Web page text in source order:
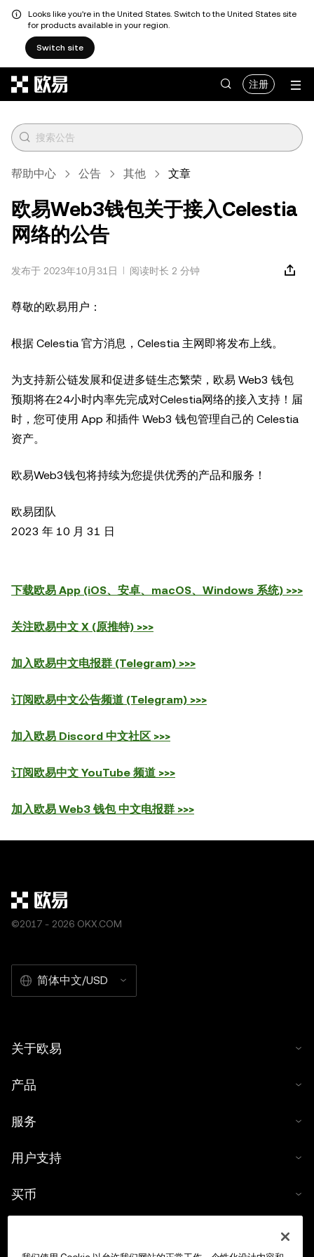
Looks like you're in the United States. Switch to the United States site
for products available in your region.
Switch site
注册
帮助中心 公告 其他 文章
欧易Web3钱包关于接入Celestia
网络的公告
发布于 2023年10月31日 阅读时长 2 分钟
尊敬的欧易用户：
根据 Celestia 官方消息，Celestia 主网即将发布上线。
为支持新公链发展和促进多链生态繁荣，欧易 Web3 钱包
预期将在24小时内率先完成对Celestia网络的接入支持！届
时，您可使用 App 和插件 Web3 钱包管理自己的 Celestia
资产。
欧易Web3钱包将持续为您提供优秀的产品和服务！
欧易团队
2023 年 10 月 31 日
下载欧易 App (iOS、安卓、macOS、Windows 系统) >>>
关注欧易中文 X (原推特) >>>
加入欧易中文电报群 (Telegram) >>>
订阅欧易中文公告频道 (Telegram) >>>
加入欧易 Discord 中文社区 >>>
订阅欧易中文 YouTube 频道 >>>
加入欧易 Web3 钱包 中文电报群 >>>
©2017 - 2026 OKX.COM
简体中文/USD
关于欧易
产品
服务
用户支持
买币